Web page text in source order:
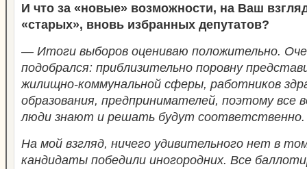
И что за «новые» возможности, на Ваш
«старых», вновь избранных депутатов?
— Итоги выборов оцениваю положительно.
подобрался: приблизительно поровну
жилищно-коммунальной сферы, работников
образования, предпринимателей, поэтому все
люди знают и решать будут соответственно.
На мой взгляд, ничего удивительного нет в
кандидаты победили иногородних. Все